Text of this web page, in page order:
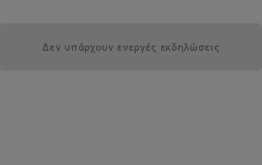
Δεν υπάρχουν ενεργές εκδηλώσεις